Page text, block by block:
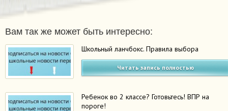
Вам так же может быть интересно:
Школьный ланчбокс. Правила выбора
Читать запись полностью
Ребенок во 2 классе? Готовьтесь! ВПР на
пороге!